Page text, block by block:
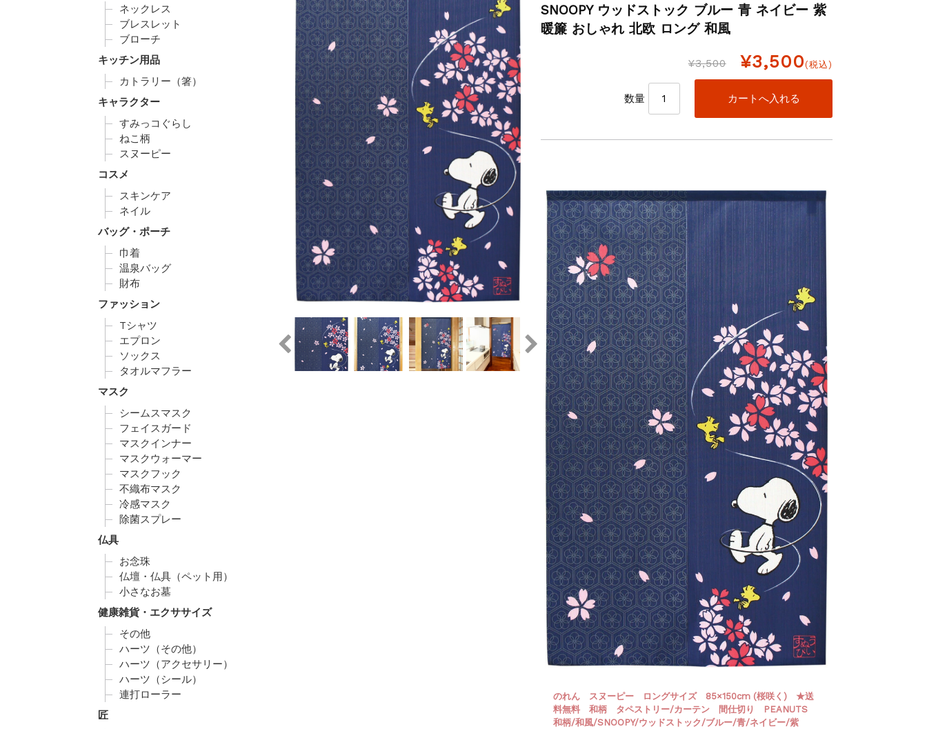
SNOOPY ウッドストック ブルー 青 ネイビー 紫
暖簾 おしゃれ 北欧 ロング 和風
¥3,500 ¥3,500 (税込)
数量
のれん スヌーピー ロングサイズ 85×150cm (桜咲く) ★送
料無料 和柄 タペストリー/カーテン 間仕切り PEANUTS
和柄/和風/SNOOPY/ウッドストック/ブルー/青/ネイビー/紫
ネックレス
ブレスレット
ブローチ
キッチン用品
カトラリー（箸）
キャラクター
すみっコぐらし
ねこ柄
スヌーピー
コスメ
スキンケア
ネイル
バッグ・ポーチ
巾着
温泉バッグ
財布
ファッション
Tシャツ
エプロン
ソックス
タオルマフラー
マスク
シームスマスク
フェイスガード
マスクインナー
マスクウォーマー
マスクフック
不織布マスク
冷感マスク
除菌スプレー
仏具
お念珠
仏壇・仏具（ペット用）
小さなお墓
健康雑貨・エクササイズ
その他
ハーツ（その他）
ハーツ（アクセサリー）
ハーツ（シール）
連打ローラー
匠